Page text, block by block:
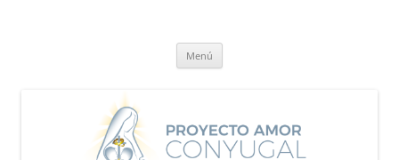
Menú